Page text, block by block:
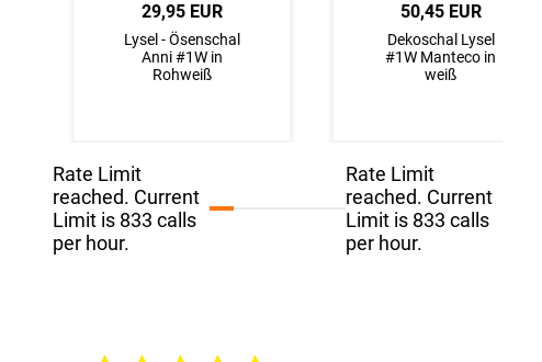
Maße eingeben
Schlaufenschal
Lysel #2T
Mamaris in
Maße eingeben
Raffrollo smart
Lysel #3J
Mamaris in
29,95 EUR
Lysel - Ösenschal
Anni #1W in
Rohweiß
50,45 EUR
Dekoschal Lysel
#1W Manteco in
weiß
Rate Limit
reached. Current
Limit is 833 calls
per hour.
Rate Limit
reached. Current
Limit is 833 calls
per hour.